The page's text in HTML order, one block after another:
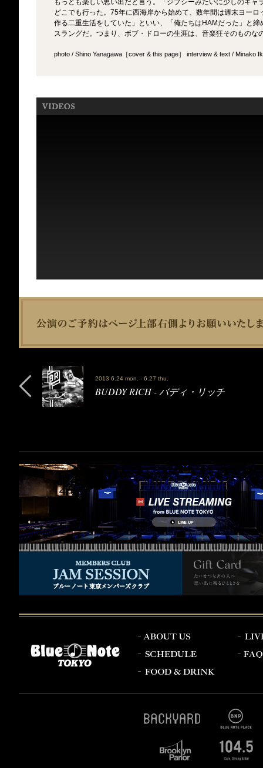
もっとも楽しい思い出だと言う。「ジプシーみたいに少しのギャ
どこでも行った。75年に西海岸から始めて、数年間は週末ヨー
作る二重生活をしていた」といい、「俺たちはHAMだった」と
スラングだ。つまり、ボブ・ドローの生涯は、音楽狂そのものな
photo / Shino Yanagawa［cover & this page］ interview & text / Minako
2013 6.24 mon. - 6.27 thu.
BUDDY RICH - バディ・リッチ